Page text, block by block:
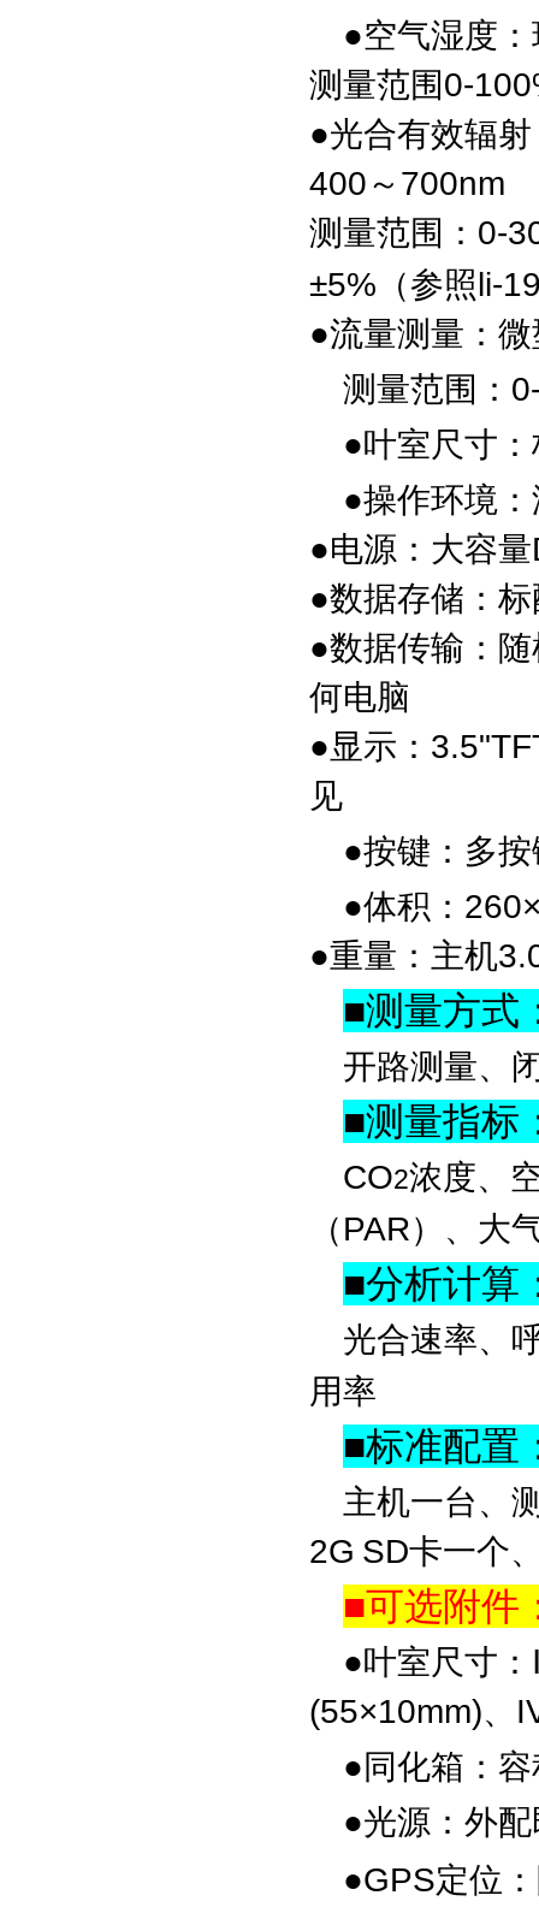
●空气湿度：
测量范围0-
●光合有效辐
400～700nm
测量范围：0-
±5%（参照li-
●流量测量：
测量范围：
●叶室尺寸：
●操作环境：
●电源： 大容
●数据存储：
●数据传输：
何电脑
●显示：
见
●按键： 多
●体积：
●重量： 主机
■测量方式
开路测量、
■测量指标
CO2浓度、
（PAR）、大
■分析计算
光合速率、
用率
■标准配置
主机一台、
2G SD卡一个
■可选附件
●叶室尺寸：
(55×10mm)、
●同化箱：
●光源： 外
●GPS定位：